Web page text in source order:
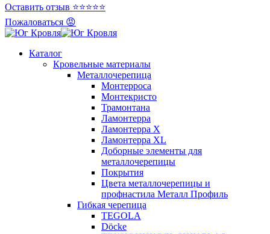
Оставить отзыв ⭐⭐⭐⭐⭐
Пожаловаться 😡
Каталог
Кровельные материалы
Металлочерепица
Монтерроса
Монтекристо
Трамонтана
Ламонтерра
Ламонтерра X
Ламонтерра XL
Доборные элементы для
металлочерепицы
Покрытия
Цвета металлочерепицы и
профнастила Металл Профиль
Гибкая черепица
TEGOLA
Döcke